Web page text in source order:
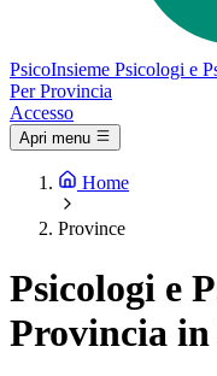
PsicoInsieme Psicologi e
Per Provincia
Accesso
Apri menu
Home
Province
Psicologi e
Provincia